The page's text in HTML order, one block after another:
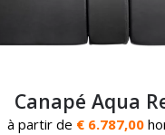
Canapé Aqua
à partir de € 6.787,00